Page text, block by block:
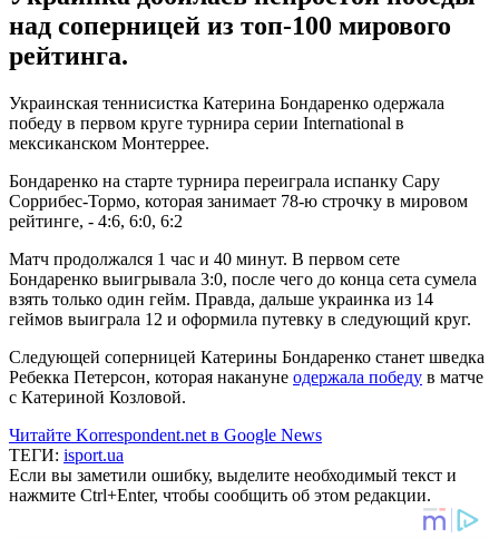
над соперницей из топ-100 мирового
рейтинга.
Украинская теннисистка Катерина Бондаренко одержала
победу в первом круге турнира серии International в
мексиканском Монтеррее.
Бондаренко на старте турнира переиграла испанку Сару
Соррибес-Тормо, которая занимает 78-ю строчку в мировом
рейтинге, - 4:6, 6:0, 6:2
Матч продолжался 1 час и 40 минут. В первом сете
Бондаренко выигрывала 3:0, после чего до конца cета сумела
взять только один гейм. Правда, дальше украинка из 14
геймов выиграла 12 и оформила путевку в следующий круг.
Следующей соперницей Катерины Бондаренко станет шведка
Ребекка Петерсон, которая накануне одержала победу в матче
с Катериной Козловой.
Читайте Korrespondent.net в Google News
ТЕГИ: isport.ua
Если вы заметили ошибку, выделите необходимый текст и
нажмите Ctrl+Enter, чтобы сообщить об этом редакции.